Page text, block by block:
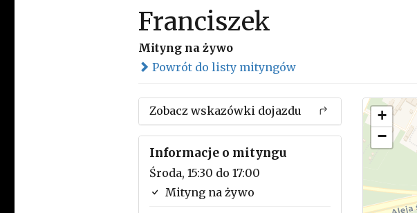
Franciszek
Mityng na żywo
Powrót do listy mityngów
Zobacz wskazówki dojazdu
Informacje o mityngu
Środa, 15:30 do 17:00
Mityng na żywo
+
−